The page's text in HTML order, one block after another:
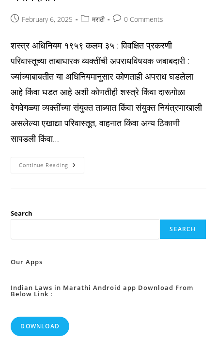
PostFebruary 6, 2025
Postमराठी
Post0 Comments
शस्त्र अधिनियम १९५९ कलम ३५ : विवक्षित प्रकरणी
परिवास्तूच्या ताबाधारक व्यक्तींची अपराधविषयक जबाबदारी :
ज्यांच्याबाबतीत या अधिनियमानुसार कोणताही अपराध घडलेला
आहे किंवा घडत आहे अशी कोणतीही शस्त्रे किंवा दारूगोळा
वेगवेगळ्या व्यक्तींच्या संयुक्त ताब्यात किंवा संयुक्त नियंत्रणाखाली
असलेल्या एखाद्या परिवास्तूत, वाहनात किंवा अन्य ठिकाणी
सापडली किंवा…
Continue Reading Arms
Act
ताबाधारक
जबाबदारी
Search
SEARCH
Our Apps
Indian Laws in Marathi Android app Download From
Below Link :
DOWNLOAD